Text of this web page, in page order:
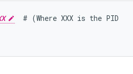
  # (Where XXX is the PID